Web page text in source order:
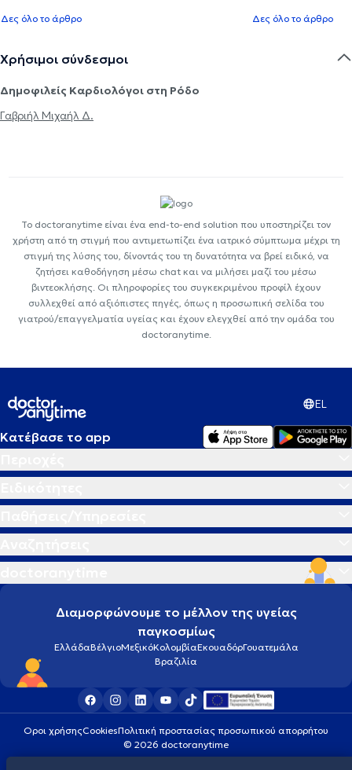
Δες όλο το άρθρο Δες όλο το άρθρο
Χρήσιμοι σύνδεσμοι
Δημοφιλείς Καρδιολόγοι στη Ρόδο
Γαβριήλ Μιχαήλ Δ.
Το doctoranytime είναι ένα end-to-end solution που υποστηρίζει τον
χρήστη από τη στιγμή που αντιμετωπίζει ένα ιατρικό σύμπτωμα μέχρι τη
στιγμή της λύσης του, δίνοντάς του τη δυνατότητα να βρεί ειδικό, να
ζητήσει καθοδήγηση μέσω chat και να μιλήσει μαζί του μέσω
βιντεοκλήσης. Οι πληροφορίες του συγκεκριμένου προφίλ έχουν
συλλεχθεί από αξιόπιστες πηγές, όπως η προσωπική σελίδα του
γιατρού/επαγγελματία υγείας και έχουν ελεγχθεί από την ομάδα του
doctoranytime.
EL
Κατέβασε το app
Διαμορφώνουμε το μέλλον της υγείας
παγκοσμίως
ΕλλάδαΒέλγιοΜεξικόΚολομβίαΕκουαδόρΓουατεμάλα
Βραζιλία
Οροι χρήσηςCookiesΠολιτική προστασίας προσωπικού απορρήτου
© 2026 doctoranytime